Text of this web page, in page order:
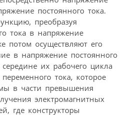
постоянного тока.
преобразуя
тока в напряжение
потом осуществляют его
в напряжение постоянного
их рабочего цикла
тока, которое
в части превышения
электромагнитных
где конструкторы